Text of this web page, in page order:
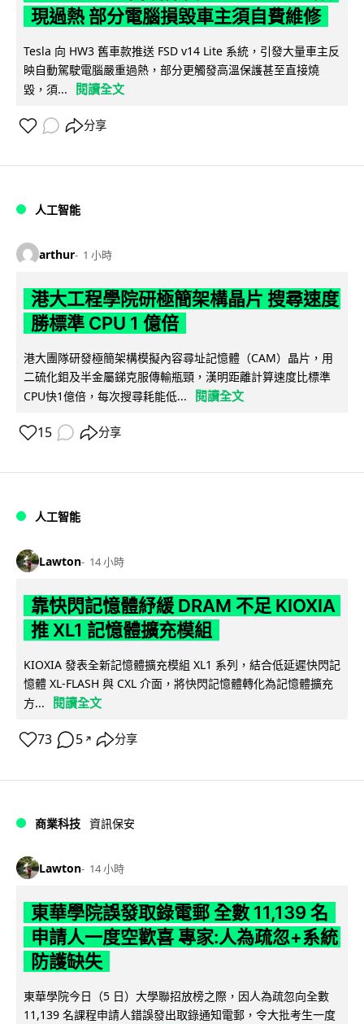
現過熱 部分電腦損毀車主須自費維修
Tesla 向 HW3 舊車款推送 FSD v14 Lite 系統，引發大量車主反
映自動駕駛電腦嚴重過熱，部分更觸發高溫保護甚至直接燒
毀，須...
閱讀全文
分享
人工智能
arthur 1 小時
港大工程學院研極簡架構晶片 搜尋速度
勝標準 CPU 1 億倍
港大團隊研發極簡架構模擬內容尋址記憶體（CAM）晶片，用
二硫化鉬及半金屬銻克服傳輸瓶頸，漢明距離計算速度比標準
CPU快1億倍，每次搜尋耗能低...
閱讀全文
15 分享
人工智能
Lawton 14 小時
靠快閃記憶體紓緩 DRAM 不足 KIOXIA
推 XL1 記憶體擴充模組
KIOXIA 發表全新記憶體擴充模組 XL1 系列，結合低延遲快閃記
憶體 XL-FLASH 與 CXL 介面，將快閃記憶體轉化為記憶體擴充
方...
閱讀全文
73 5 ↗ 分享
商業科技 資訊保安
Lawton 14 小時
東華學院誤發取錄電郵 全數 11,139 名
申請人一度空歡喜 專家:人為疏忽+系統
防護缺失
東華學院今日（5 日）大學聯招放榜之際，因人為疏忽向全數
11,139 名課程申請人錯誤發出取錄通知電郵，令大批考生一度